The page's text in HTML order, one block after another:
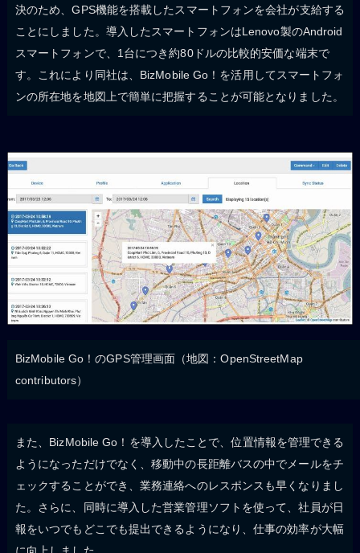
決のため、GPS機能を搭載したスマートフォンを会社が支給する
ことにしました。導入したスマートフォンはLenovo製のAndroid
スマートフォンで、1台につき約80ドルの比較的安価な端末で
す。これにより同社は、BizMobile Go！を活用してスマートフォ
ンの所在地を地図上で簡単に把握することが可能となりました。
BizMobile Go！のGPS管理画面（地図：OpenStreetMap
contributors）
また、BizMobile Go！を導入したことで、位置情報を管理できる
ようになっただけでなく、移動中の長距離バスの中でメールをチ
ェックすることができ、業務連絡へのレスポンスも早くなりまし
た。さらに、同時に導入した営業管理ソフトを使って、社員が日
報をいつでもどこでも提出できるようになり、仕事の効率が大幅